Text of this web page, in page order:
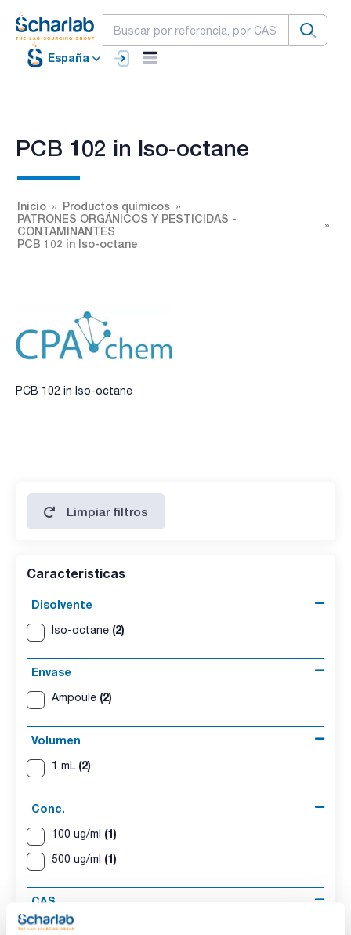
España
PCB 102 in Iso-octane
Inicio
Productos químicos
PATRONES ORGÁNICOS Y PESTICIDAS -
CONTAMINANTES
PCB 102 in Iso-octane
PCB 102 in Iso-octane
Limpiar filtros
Características
Disolvente
Iso-octane (2)
Envase
Ampoule (2)
Volumen
1 mL (2)
Conc.
100 ug/ml (1)
500 ug/ml (1)
CAS
[68194-06-9]